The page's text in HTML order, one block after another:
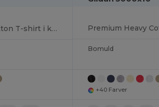
Premium Heavy Cotton T-shirt i klassisk pasform til voksne
Bomuld
+40 Farver